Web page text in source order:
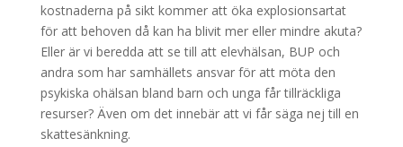
kostnaderna på sikt kommer att öka explosionsartat
för att behoven då kan ha blivit mer eller mindre akuta?
Eller är vi beredda att se till att elevhälsan, BUP och
andra som har samhällets ansvar för att möta den
psykiska ohälsan bland barn och unga får tillräckliga
resurser? Även om det innebär att vi får säga nej till en
skattesänkning.